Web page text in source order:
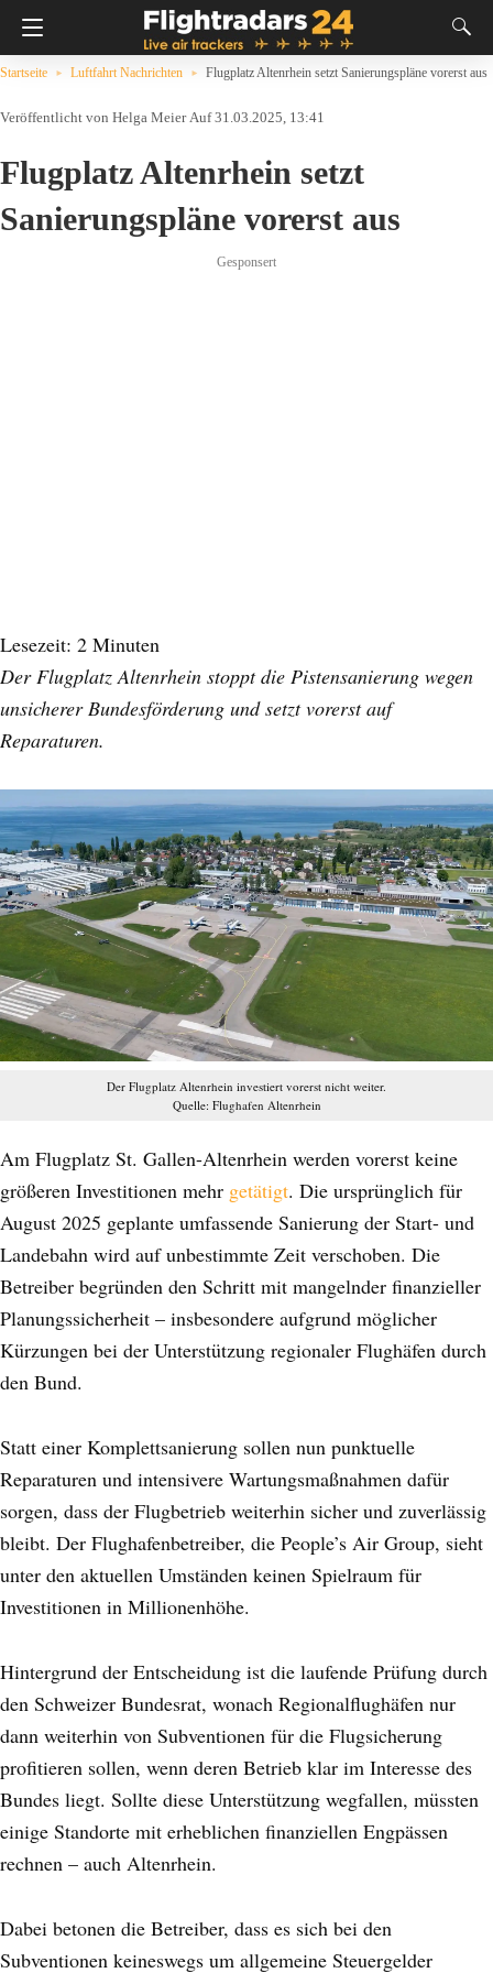
Startseite Luftfahrt Nachrichten Flugplatz Altenrhein setzt Sanierungspläne vorerst aus
Helga Meier Auf 31.03.2025, 13:41
Flugplatz Altenrhein setzt
Sanierungspläne vorerst aus
Gesponsert
Lesezeit: 2 Minuten
Der Flugplatz Altenrhein stoppt die Pistensanierung wegen
unsicherer Bundesförderung und setzt vorerst auf
Reparaturen.
Der Flugplatz Altenrhein investiert vorerst nicht weiter.
Quelle: Flughafen Altenrhein
Am Flugplatz St. Gallen-Altenrhein werden vorerst keine
größeren Investitionen mehr getätigt. Die ursprünglich für
August 2025 geplante umfassende Sanierung der Start- und
Landebahn wird auf unbestimmte Zeit verschoben. Die
Betreiber begründen den Schritt mit mangelnder finanzieller
Planungssicherheit – insbesondere aufgrund möglicher
Kürzungen bei der Unterstützung regionaler Flughäfen durch
den Bund.
Statt einer Komplettsanierung sollen nun punktuelle
Reparaturen und intensivere Wartungsmaßnahmen dafür
sorgen, dass der Flugbetrieb weiterhin sicher und zuverlässig
bleibt. Der Flughafenbetreiber, die People’s Air Group, sieht
unter den aktuellen Umständen keinen Spielraum für
Investitionen in Millionenhöhe.
Hintergrund der Entscheidung ist die laufende Prüfung durch
den Schweizer Bundesrat, wonach Regionalflughäfen nur
dann weiterhin von Subventionen für die Flugsicherung
profitieren sollen, wenn deren Betrieb klar im Interesse des
Bundes liegt. Sollte diese Unterstützung wegfallen, müssten
einige Standorte mit erheblichen finanziellen Engpässen
rechnen – auch Altenrhein.
Dabei betonen die Betreiber, dass es sich bei den
Subventionen keineswegs um allgemeine Steuergelder